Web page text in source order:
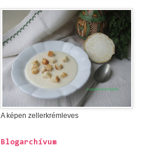
A képen zellerkrémleves
Blogarchívum